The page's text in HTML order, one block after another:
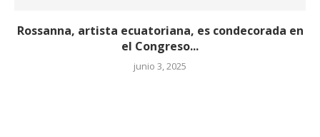
Rossanna, artista ecuatoriana, es condecorada en
el Congreso...
junio 3, 2025